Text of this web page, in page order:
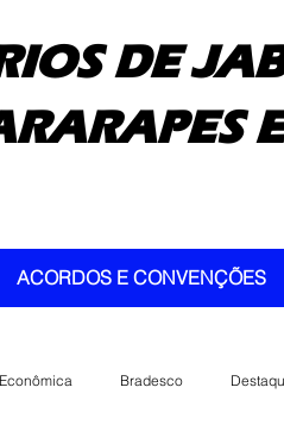
DE
ACORDOS E CONVENÇÕES
Bradesco